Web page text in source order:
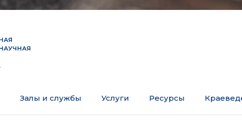
Залы и службы Услуги Ресурсы